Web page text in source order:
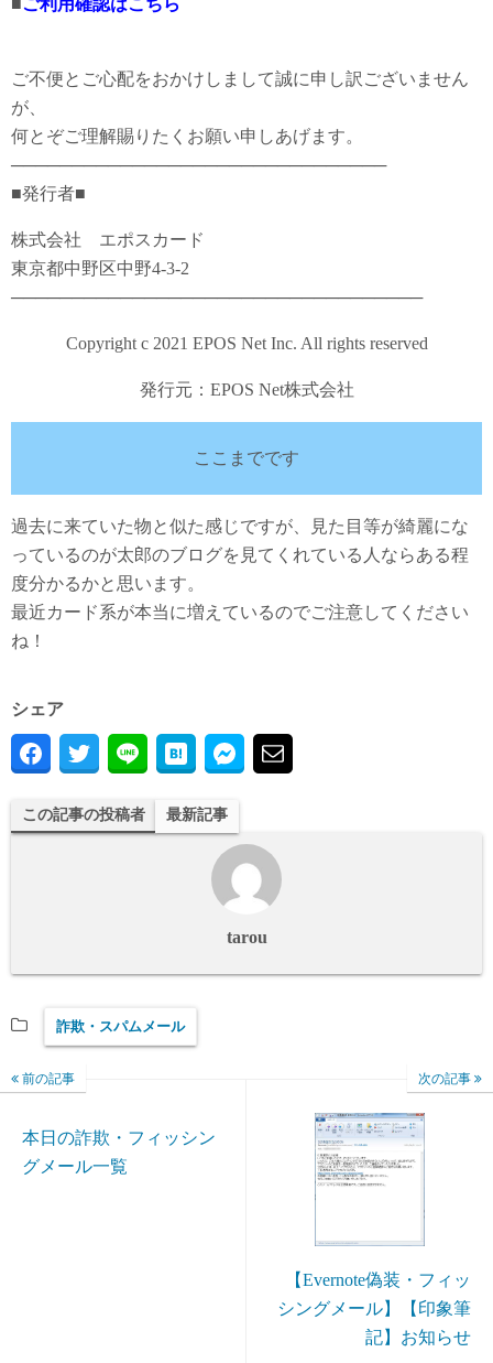
ご利用確認はこちら
ご不便とご心配をおかけしまして誠に申し訳ございません
が、
何とぞご理解賜りたくお願い申しあげます。
───────────────────────────────
■発行者■
株式会社 エポスカード
東京都中野区中野4-3-2
──────────────────────────────────
Copyright c 2021 EPOS Net Inc. All rights reserved
発行元：EPOS Net株式会社
ここまでです
過去に来ていた物と似た感じですが、見た目等が綺麗にな
っているのが太郎のブログを見てくれている人ならある程
度分かるかと思います。
最近カード系が本当に増えているのでご注意してください
ね！
シェア
この記事の投稿者 最新記事
tarou
詐欺・スパムメール
前の記事
本日の詐欺・フィッシン
グメール一覧
次の記事
【Evernote偽装・フィッ
シングメール】【印象筆
記】お知らせ